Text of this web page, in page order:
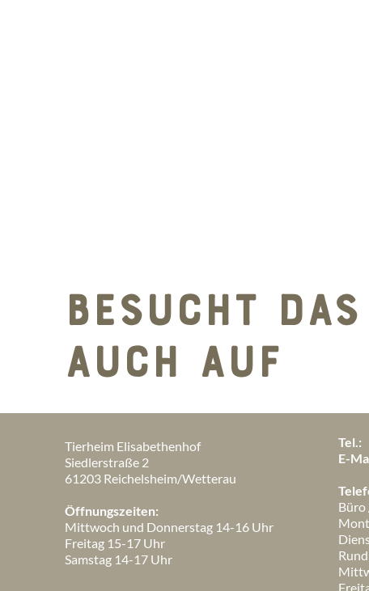
BESUCHT
AUCH AUF
Tierheim Elisabethenhof
Siedlerstraße 2
61203 Reichelsheim/Wetterau
Öffnungszeiten:
Mittwoch und Donnerstag 14-16 Uhr
Freitag 15-17 Uhr
Samstag 14-17 Uhr
Tel.:
E-
Büro